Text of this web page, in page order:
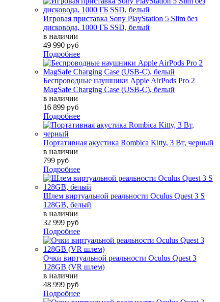
Игровая приставка Sony PlayStation 5 Slim без
дисковода, 1000 ГБ SSD, белый
в наличии
49 990 руб
Подробнее
Беспроводные наушники Apple AirPods Pro 2
MagSafe Charging Case (USB-C), белый
в наличии
16 899 руб
Подробнее
Портативная акустика Rombica Kitty, 3 Вт, черный
в наличии
799 руб
Подробнее
Шлем виртуальной реальности Oculus Quest 3 S
128GB, белый
в наличии
32 999 руб
Подробнее
Очки виртуальной реальности Oculus Quest 3
128GB (VR шлем)
в наличии
48 999 руб
Подробнее